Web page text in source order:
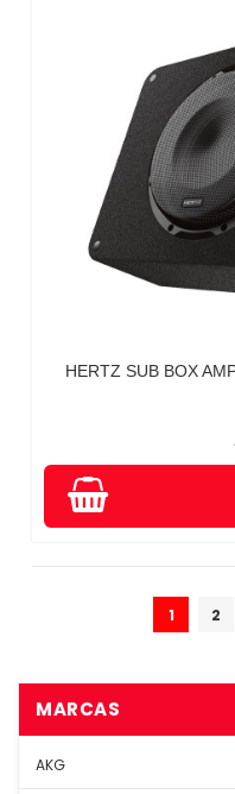
HERTZ SUB BOX
1 2
MARCAS
AKG